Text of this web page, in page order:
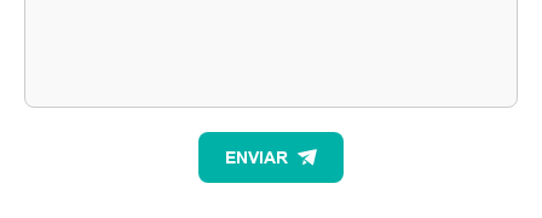
ENVIAR